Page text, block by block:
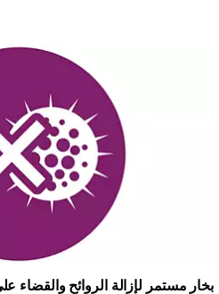
بخار مستمر لإزالة الروائح والقضاء على